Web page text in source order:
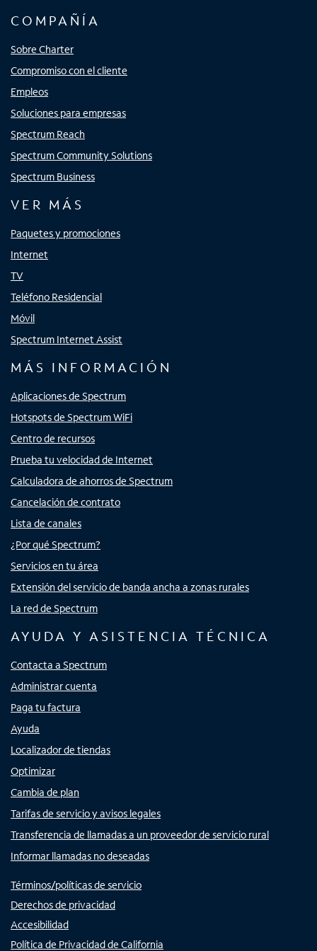
COMPAÑÍA
Sobre Charter
Compromiso con el cliente
Empleos
Soluciones para empresas
Spectrum Reach
Spectrum Community Solutions
Spectrum Business
VER MÁS
Paquetes y promociones
Internet
TV
Teléfono Residencial
Móvil
Spectrum Internet Assist
MÁS INFORMACIÓN
Aplicaciones de Spectrum
Hotspots de Spectrum WiFi
Centro de recursos
Prueba tu velocidad de Internet
Calculadora de ahorros de Spectrum
Cancelación de contrato
Lista de canales
¿Por qué Spectrum?
Servicios en tu área
Extensión del servicio de banda ancha a zonas rurales
La red de Spectrum
AYUDA Y ASISTENCIA TÉCNICA
Contacta a Spectrum
Administrar cuenta
Paga tu factura
Ayuda
Localizador de tiendas
Optimizar
Cambia de plan
Tarifas de servicio y avisos legales
Transferencia de llamadas a un proveedor de servicio rural
Informar llamadas no deseadas
Términos/políticas de servicio
Derechos de privacidad
Accesibilidad
Política de Privacidad de California